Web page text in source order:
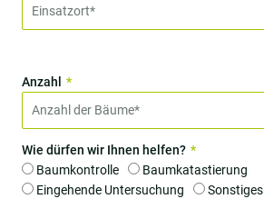
Anzahl
Wie dürfen wir Ihnen helfen?
Baumkontrolle
Baumkatastierung
Eingehende Untersuchung
Sonstiges